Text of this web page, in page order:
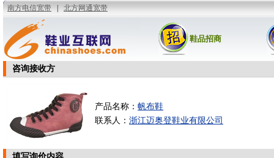
鞋品招商
咨询接收方
产品名称： 帆布鞋
联系人： 浙江迈奥登鞋业有限公司